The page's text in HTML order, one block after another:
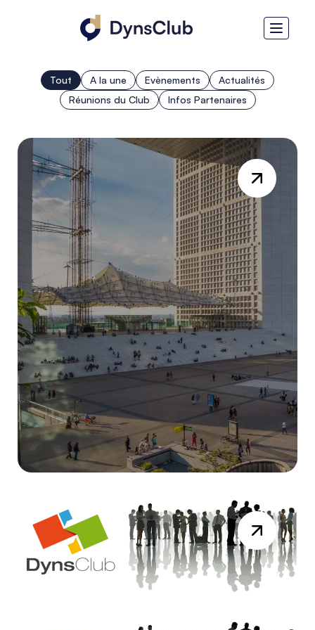
Tout A la une Evènements
Actualités
Réunions du Club
Infos Partenaires
DYNAMICS DAYS
Résumé Vidéo de la session du 19 mai
2026Lire la suite